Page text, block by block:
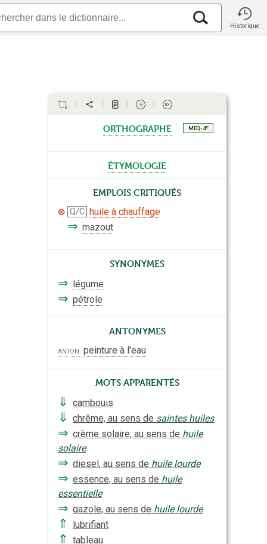
Historique
orthographe MEQ - 4e
étymologie
Emplois critiqués
Q/C huile à chauffage
⇒ mazout
Synonymes
⇒
légume
⇒ pétrole
Antonymes
anton. peinture à l'eau
Mots apparentés
⇓
cambouis
⇓ chrême, au sens de saintes huiles
⇒ crème solaire, au sens de huile
solaire
⇒ diesel, au sens de huile lourde
⇒ essence, au sens de huile
essentielle
⇒ gazole, au sens de huile lourde
⇑ lubrifiant
⇑ tableau